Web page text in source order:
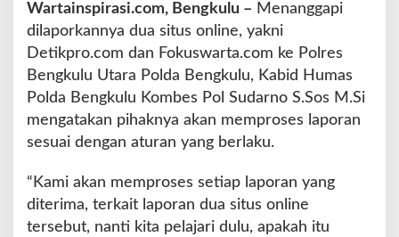
g
g
i
D
u
a
t
u
s
Wartainspirasi.com, Bengkulu – Menanggapi
dilaporkannya dua situs online, yakni
Detikpro.com dan Fokuswarta.com ke Polres
Bengkulu Utara Polda Bengkulu, Kabid Humas
Polda Bengkulu Kombes Pol Sudarno S.Sos M.Si
mengatakan pihaknya akan memproses laporan
sesuai dengan aturan yang berlaku.
“Kami akan memproses setiap laporan yang
diterima, terkait laporan dua situs online
tersebut, nanti kita pelajari dulu, apakah itu